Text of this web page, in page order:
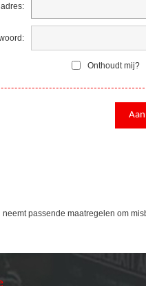
Onthoudt mij?
passende maatregelen om